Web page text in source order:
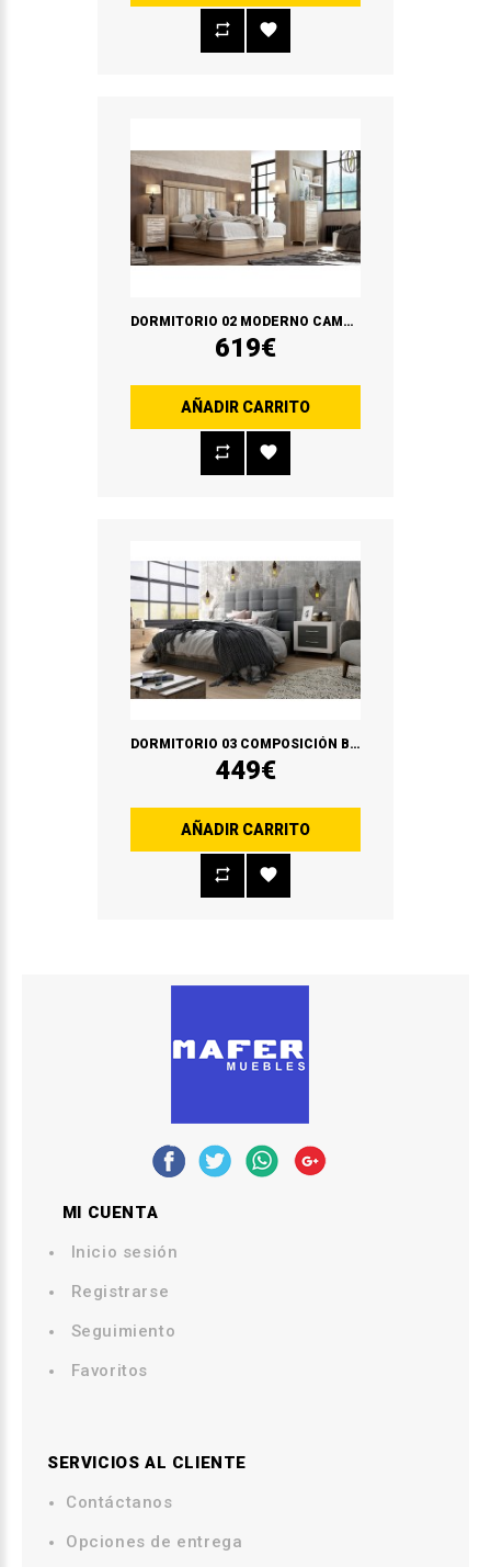
DORMITORIO 02 MODERNO CAMBRIAN/VINTAGE
619€
AÑADIR CARRITO
DORMITORIO 03 COMPOSICIÓN BLANCO SOUL/GRAFITO
449€
AÑADIR CARRITO
MI CUENTA
Inicio sesión
Registrarse
Seguimiento
Favoritos
SERVICIOS AL CLIENTE
Contáctanos
Opciones de entrega